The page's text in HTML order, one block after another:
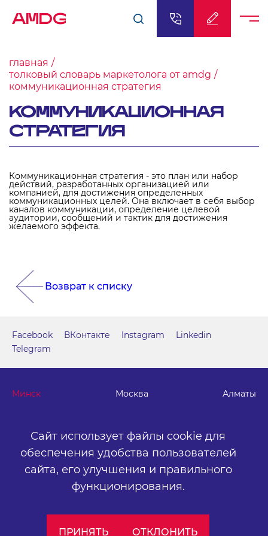
AMDG
главная
толковый словарь маркетолога от amdg
коммуникационная стратегия
КОММУНИКАЦИОННАЯ
СТРАТЕГИЯ
Коммуникационная стратегия - это план или набор
действий, разработанных организацией или
компанией, для достижения определенных
коммуникационных целей. Она включает в себя выбор
каналов коммуникации, определение целевой
аудитории, сообщений и тактик для достижения
желаемого эффекта.
Возврат к списку
Сайт использует файлы cookie для
обеспечения удобства пользователей
сайта, его улучшения и правильного
функционирования.
ПРИНЯТЬ ОТКЛОНИТЬ
Минск Москва Алматы
г. Минск, м. "Парк Челюскинцев", бизнес-центр "Time"
ул. Толбухина, 2, эт. 5. ООО «Артокс Медиа», УНП
191445164
+375 (17) 388-72-73
info@artox-media.by
Facebook ВКонтакте Instagram
Linkedin
Telegram